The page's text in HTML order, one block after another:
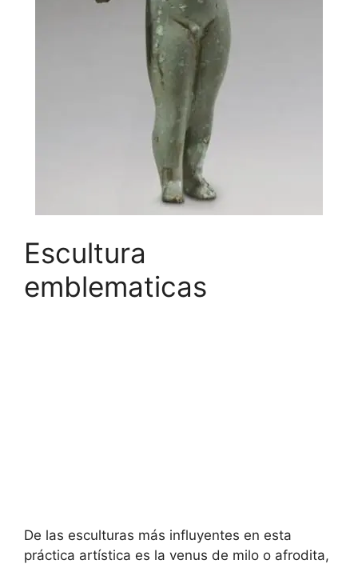
Escultura
emblematicas
De las esculturas más influyentes en esta
práctica artística es la venus de milo o afrodita,